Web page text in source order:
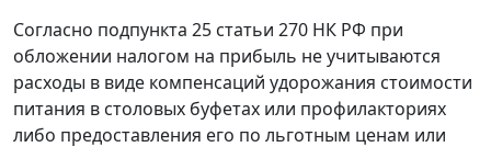
Согласно подпункта 25 статьи 270 НК РФ при
обложении налогом на прибыль не учитываются
расходы в виде компенсаций удорожания стоимости
питания в столовых буфетах или профилакториях
либо предоставления его по льготным ценам или